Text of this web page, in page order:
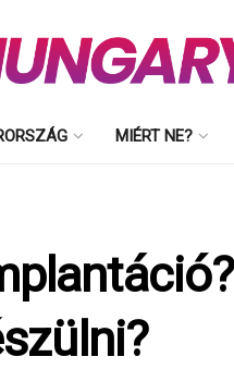
MIÉRT NE?